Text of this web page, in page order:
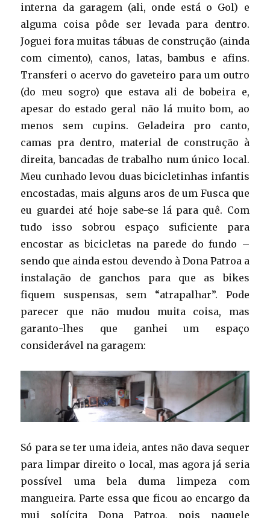
interna da garagem (ali, onde está o Gol) e
alguma coisa pôde ser levada para dentro.
Joguei fora muitas tábuas de construção (ainda
com cimento), canos, latas, bambus e afins.
Transferi o acervo do gaveteiro para um outro
(do meu sogro) que estava ali de bobeira e,
apesar do estado geral não lá muito bom, ao
menos sem cupins. Geladeira pro canto,
camas pra dentro, material de construção à
direita, bancadas de trabalho num único local.
Meu cunhado levou duas bicicletinhas infantis
encostadas, mais alguns aros de um Fusca que
eu guardei até hoje sabe-se lá para quê. Com
tudo isso sobrou espaço suficiente para
encostar as bicicletas na parede do fundo –
sendo que ainda estou devendo à Dona Patroa a
instalação de ganchos para que as bikes
fiquem suspensas, sem “atrapalhar”. Pode
parecer que não mudou muita coisa, mas
garanto-lhes que ganhei um espaço
considerável na garagem:
Só para se ter uma ideia, antes não dava sequer
para limpar direito o local, mas agora já seria
possível uma bela duma limpeza com
mangueira. Parte essa que ficou ao encargo da
mui solícita Dona Patroa, pois naquele